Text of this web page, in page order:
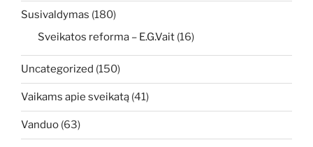
Susivaldymas (180)
Sveikatos reforma – E.G.Vait (16)
Uncategorized (150)
Vaikams apie sveikatą (41)
Vanduo (63)